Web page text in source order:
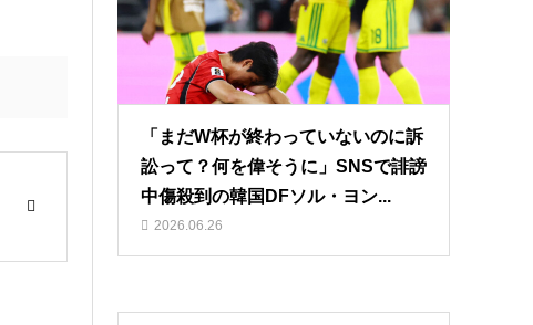
「まだW杯が終わっていないのに訴
訟って？何を偉そうに」SNSで誹謗
中傷殺到の韓国DFソル・ヨン...
2026.06.26